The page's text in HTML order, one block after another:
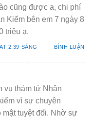
cũng được a, chi phí
Kiếm bên em 7 ngày 8
triệu ạ.
2:39 SÁNG BÌNH LUẬN
vụ thám tử Nhân
vì sự chuyên
mật tuyệt đối. Nhờ sự